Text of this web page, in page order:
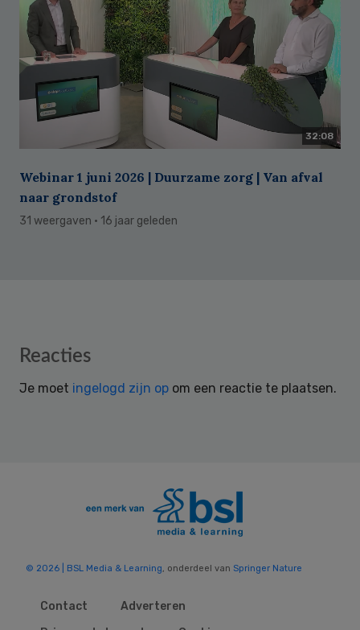
32:08
Webinar 1 juni 2026 | Duurzame zorg | Van afval
naar grondstof
31 weergaven · 16 jaar geleden
Reader
Reacties
Je moet ingelogd zijn op om een reactie te plaatsen.
© 2026 | BSL Media & Learning, onderdeel van Springer Nature
Contact
Adverteren